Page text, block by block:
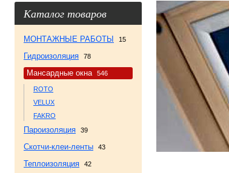
Каталог товаров
МОНТАЖНЫЕ РАБОТЫ 15
Гидроизоляция 78
Мансардные окна 546
ROTO
VELUX
FAKRO
Пароизоляция 39
Скотчи-клеи-ленты 43
Теплоизоляция 42